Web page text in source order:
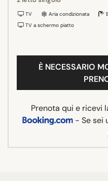
TV Aria condizionata
TV a schermo piatto
È NECESSARIO
Prenota qui e ricevi
- Se sei